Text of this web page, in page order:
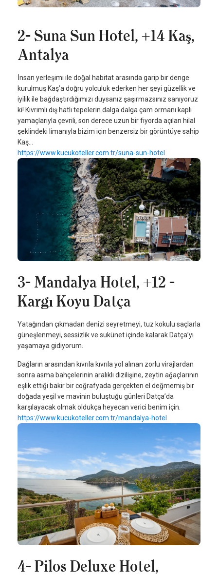
2- Suna Sun Hotel, +14 Kaş,
Antalya
İnsan yerleşimi ile doğal habitat arasında garip bir denge
kurulmuş Kaş’a doğru yolculuk ederken her şeyi güzellik ve
iyilik ile bağdaştırdığımızı duysanız şaşırmazsınız sanıyoruz
ki! Kıvrımlı dış hatlı tepelerin dalga dalga çam ormanı kaplı
yamaçlarıyla çevrili, son derece uzun bir fiyorda açılan hilal
şeklindeki limanıyla bizim için benzersiz bir görüntüye sahip
Kaş…
https://www.kucukoteller.com.tr/suna-sun-hotel
3- Mandalya Hotel, +12 -
Kargı Koyu Datça
Yatağından çıkmadan denizi seyretmeyi, tuz kokulu saçlarla
güneşlenmeyi, sessizlik ve sukünet içinde kalarak Datça’yı
yaşamaya gidiyorum.
Dağların arasından kıvrıla kıvrıla yol alınan zorlu virajlardan
sonra asma bahçelerinin aralıklı dizilişine, zeytin ağaçlarının
eşlik ettiği bakir bir coğrafyada gerçekten el değmemiş bir
doğada yeşil ve mavinin buluştuğu günleri Datça’da
karşılayacak olmak oldukça heyecan verici benim için.
https://www.kucukoteller.com.tr/mandalya-hotel
4- Pilos Deluxe Hotel,